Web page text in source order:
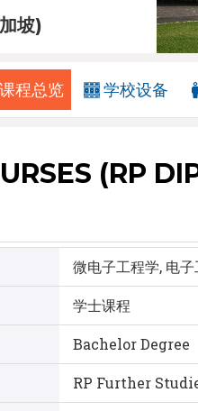
坡)
课程总览 学校设备
(RP
微电子工程学, 电
学士课程
Bachelor Degree
RP Further